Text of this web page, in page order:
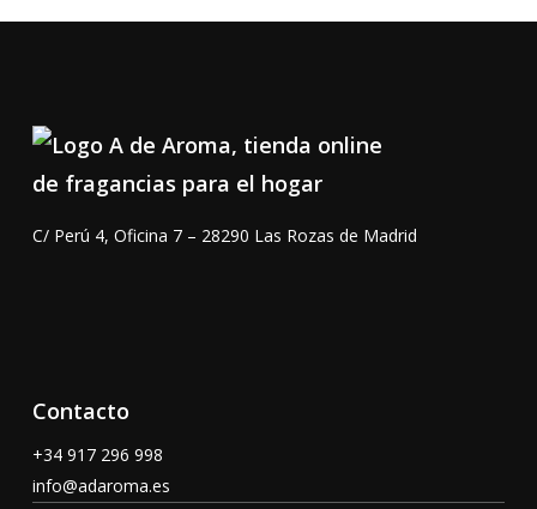
C/ Perú 4, Oficina 7 – 28290 Las Rozas de Madrid
Contacto
+34 917 296 998
info@adaroma.es